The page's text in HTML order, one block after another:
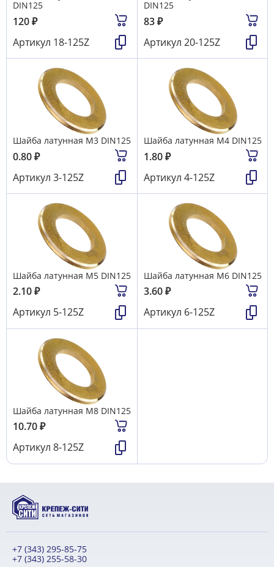
DIN125
120₽
Артикул 18-125Z
DIN125
83₽
Артикул 20-125Z
Шайба латунная М3 DIN125
0.80₽
Артикул 3-125Z
Шайба латунная М4 DIN125
1.80₽
Артикул 4-125Z
Шайба латунная М5 DIN125
2.10₽
Артикул 5-125Z
Шайба латунная М6 DIN125
3.60₽
Артикул 6-125Z
Шайба латунная М8 DIN125
10.70₽
Артикул 8-125Z
+7 (343) 295-85-75
+7 (343) 255-58-30